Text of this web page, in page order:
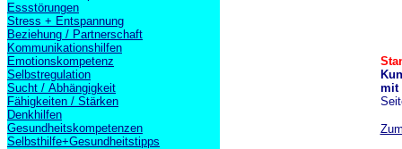
Essstörungen
Stress + Entspannung
Beziehung / Partnerschaft
Kommunikationshilfen
Emotionskompetenz
Selbstregulation
Sucht / Abhängigkeit
Fähigkeiten / Stärken
Denkhilfen
Gesundheitskompetenzen
Selbsthilfe+Gesundheitstipps
mit